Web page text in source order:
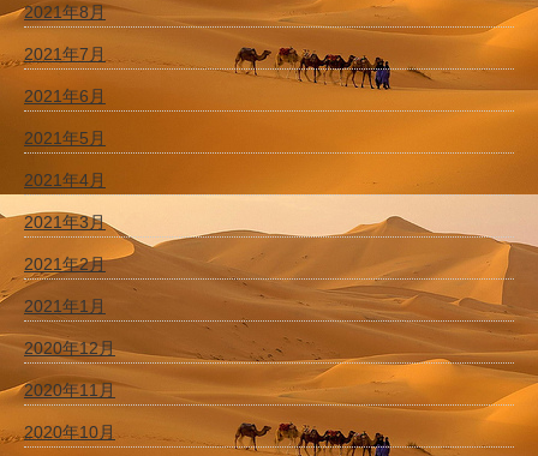
2021年8月
2021年7月
2021年6月
2021年5月
2021年4月
2021年3月
2021年2月
2021年1月
2020年12月
2020年11月
2020年10月